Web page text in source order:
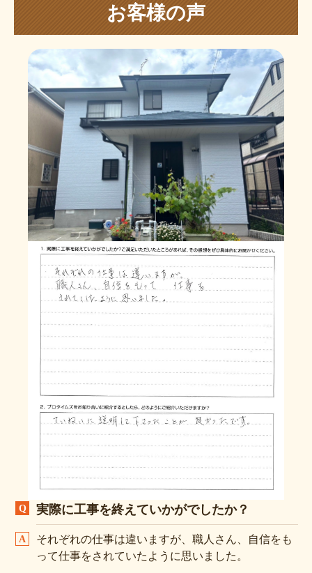
お客様の声
実際に工事を終えていかがでしたか？
それぞれの仕事は違いますが、職人さん、自信をも
って仕事をされていたように思いました。